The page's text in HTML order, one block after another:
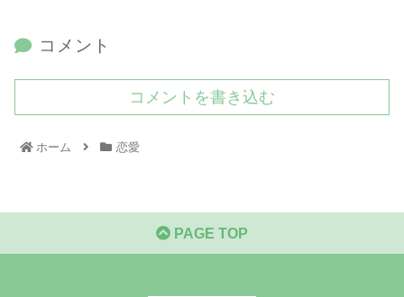
コメント
コメントを書き込む
ホーム 恋愛
PAGE TOP